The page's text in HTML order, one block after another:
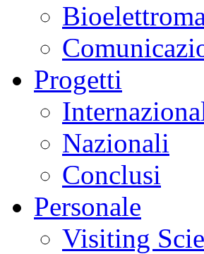
Progetti
Nazionali
Conclusi
Personale
Visiting